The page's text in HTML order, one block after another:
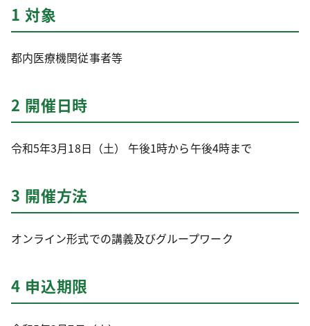
1 対象
都内医療機関従事者等
2 開催日時
令和5年3月18日（土） 午後1時から午後4時まで
3 開催方法
オンライン形式での講義及びグループワーク
4 申込期限